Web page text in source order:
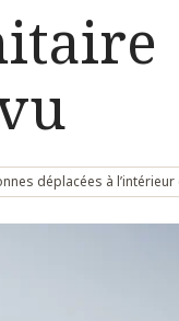
déplacées à l’intérieur